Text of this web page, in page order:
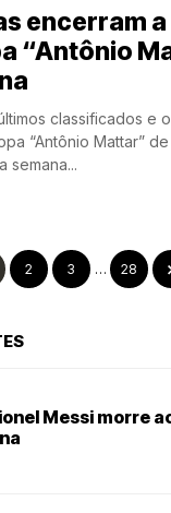
encerram
“Antônio
classificados e
“Antônio Mattar”
semana...
2 3 … 28
Messi morre